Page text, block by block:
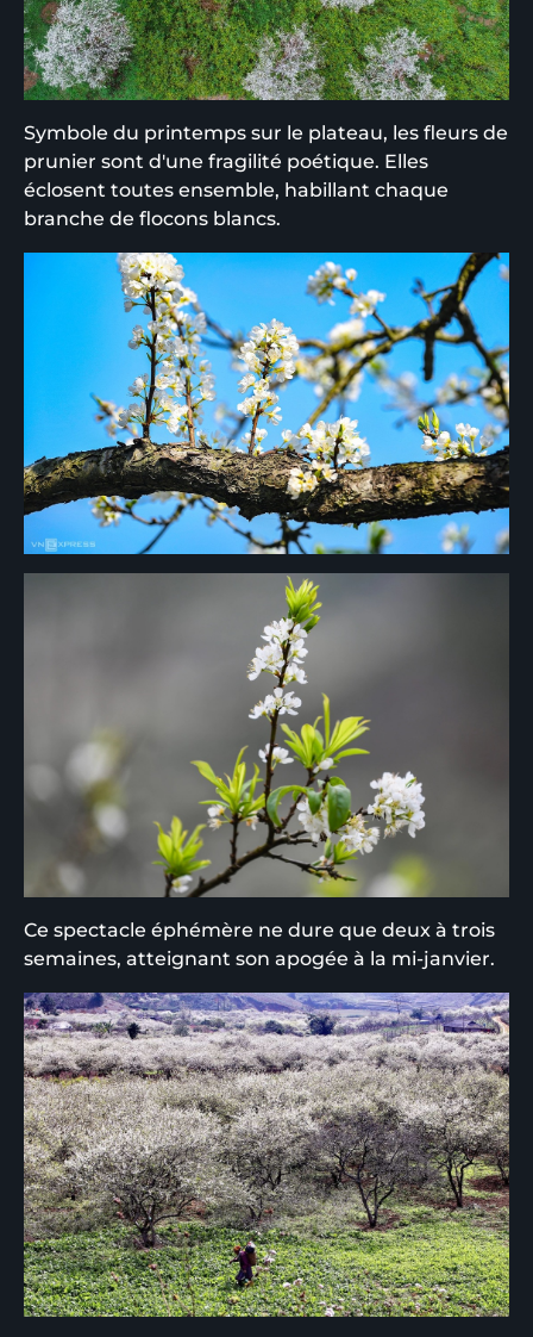
Symbole du printemps sur le plateau, les fleurs de
prunier sont d'une fragilité poétique. Elles
éclosent toutes ensemble, habillant chaque
branche de flocons blancs.
Ce spectacle éphémère ne dure que deux à trois
semaines, atteignant son apogée à la mi-janvier.